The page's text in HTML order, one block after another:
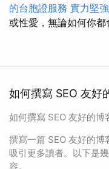
的台胞證服務 實力堅
或性愛，無論如何你都
如何撰寫 SEO 友好
如何撰寫 SEO 友好的博
撰寫一篇 SEO 友好的
吸引更多讀者。以下是
容。